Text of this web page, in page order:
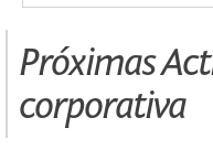
Próximas
corporativa